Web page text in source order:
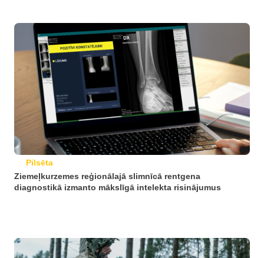
Pilsēta
Ziemeļkurzemes reģionālajā slimnīcā rentgena
diagnostikā izmanto mākslīgā intelekta risinājumus